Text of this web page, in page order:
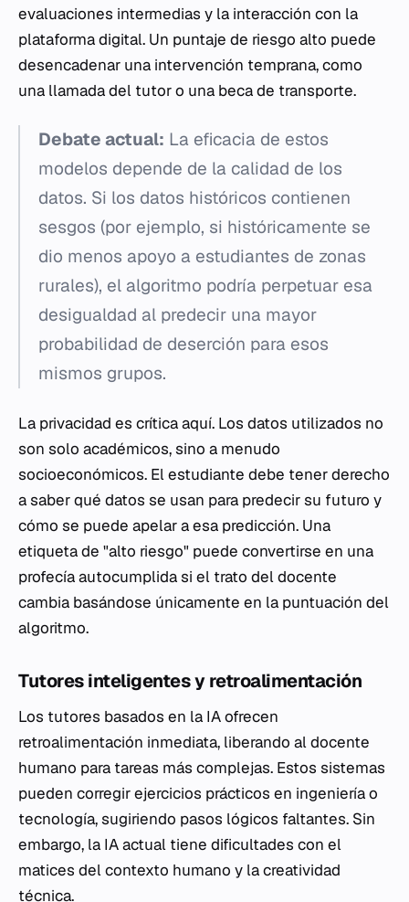
evaluaciones intermedias y la interacción con la
plataforma digital. Un puntaje de riesgo alto puede
desencadenar una intervención temprana, como
una llamada del tutor o una beca de transporte.
Debate actual: La eficacia de estos
modelos depende de la calidad de los
datos. Si los datos históricos contienen
sesgos (por ejemplo, si históricamente se
dio menos apoyo a estudiantes de zonas
rurales), el algoritmo podría perpetuar esa
desigualdad al predecir una mayor
probabilidad de deserción para esos
mismos grupos.
La privacidad es crítica aquí. Los datos utilizados no
son solo académicos, sino a menudo
socioeconómicos. El estudiante debe tener derecho
a saber qué datos se usan para predecir su futuro y
cómo se puede apelar a esa predicción. Una
etiqueta de "alto riesgo" puede convertirse en una
profecía autocumplida si el trato del docente
cambia basándose únicamente en la puntuación del
algoritmo.
Tutores inteligentes y retroalimentación
Los tutores basados en la IA ofrecen
retroalimentación inmediata, liberando al docente
humano para tareas más complejas. Estos sistemas
pueden corregir ejercicios prácticos en ingeniería o
tecnología, sugiriendo pasos lógicos faltantes. Sin
embargo, la IA actual tiene dificultades con el
matices del contexto humano y la creatividad
técnica.